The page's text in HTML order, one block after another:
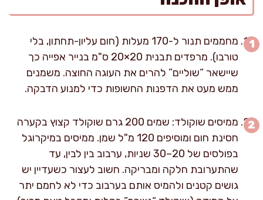
מחממים תנור ל-170 מעלות (חום עליון-תחתון, בלי
טורבו). מרפדים תבנית 20×20 ס"מ בנייר אפייה כך
שיישאר “שוליים” להרים את העוגה החוצה. משמנים
ממש מעט את הדפנות החשופות כדי למנוע הדבקה.
ממיסים שוקולד: שמים 200 גרם שוקולד קצוץ בקערה
חסינת חום ומוסיפים 120 מ"ל שמן. ממיסים במיקרוגל
בפולסים של 20–30 שניות, ערבוב בין לבין, עד
שהתערובת חלקה ומבריקה. חשוב לעצור כשעדיין יש
גושים קטנים ולהמיס אותם בערבוב כדי לא לחמם יתר